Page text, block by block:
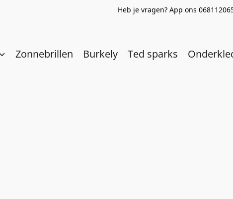
Heb je vragen? App ons
Zonnebrillen Burkely Ted sparks